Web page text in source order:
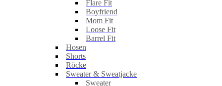
Flare Fit
Boyfriend
Mom Fit
Loose Fit
Barrel Fit
Hosen
Shorts
Röcke
Sweater & Sweatjacke
Sweater